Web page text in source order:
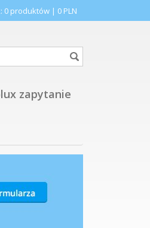
0 produktów | 0 PLN
zapytanie